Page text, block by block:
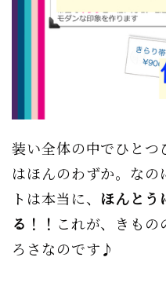
装い全体の中でひと
はほんのわずか。な
トは本当に、 ほんとう
る！！ これが、きも
ろさなのです♪